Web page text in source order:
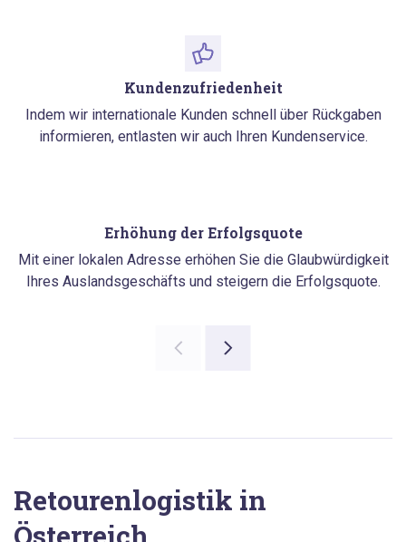
Kundenzufriedenheit
Indem wir internationale Kunden schnell über Rückgaben
informieren, entlasten wir auch Ihren Kundenservice.
Erhöhung der Erfolgsquote
Mit einer lokalen Adresse erhöhen Sie die Glaubwürdigkeit
Ihres Auslandsgeschäfts und steigern die Erfolgsquote.
Retourenlogistik in